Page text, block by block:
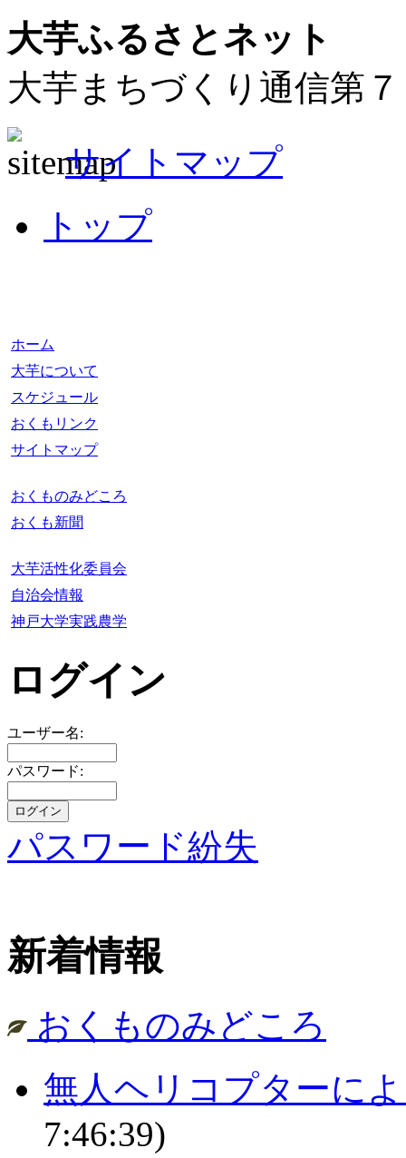
大芋ふるさとネット
大芋まちづくり通信第
サイトマップ
トップ
ホーム
大芋について
スケジュール
おくもリンク
サイトマップ
おくものみどころ
おくも新聞
大芋活性化委員会
自治会情報
神戸大学実践農学
ログイン
ユーザー名:
パスワード:
パスワード紛失
新着情報
おくものみどころ
無人ヘリコプターに
7:46:39)